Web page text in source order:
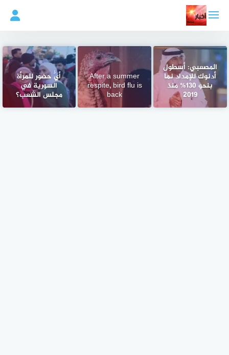
المحتوى
المصعبي: أسطول
أدنوك للإمداد نما
بنحو 130% منذ
2019
After a summer
respite, bird flu is
back
أيُّ حضور للمرأة
السورية في
مجلس الشعب؟